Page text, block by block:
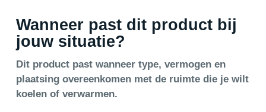
Wanneer past dit product bij
jouw situatie?
Dit product past wanneer type, vermogen en
plaatsing overeenkomen met de ruimte die je wilt
koelen of verwarmen.